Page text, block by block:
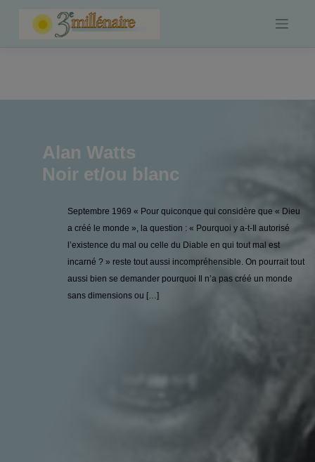
Alan Watts
Noir et/ou blanc
Septembre 1969 « Pour quiconque qui considère que « Dieu
a créé le monde », la question : « Pourquoi y a-t-Il autorisé
l’existence du mal ou celle du Diable en qui tout mal est
incarné ? » reste tout aussi incompréhensible. On pourrait tout
aussi bien se demander pourquoi Il n’a pas créé un monde
sans dimensions ou […]